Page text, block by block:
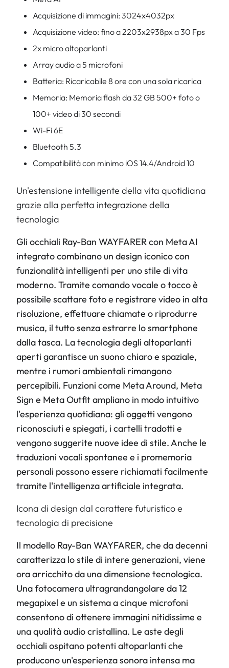
Acquisizione di immagini: 3024x4032px
Acquisizione video: fino a 2203x2938px a 30 Fps
2x micro altoparlanti
Array audio a 5 microfoni
Batteria: Ricaricabile 8 ore con una sola ricarica
Memoria: Memoria flash da 32 GB 500+ foto o
100+ video di 30 secondi
Wi-Fi 6E
Bluetooth 5.3
Compatibilità con minimo iOS 14.4/Android 10
Un'estensione intelligente della vita quotidiana
grazie alla perfetta integrazione della
tecnologia
Gli occhiali Ray-Ban WAYFARER con Meta AI
integrato combinano un design iconico con
funzionalità intelligenti per uno stile di vita
moderno. Tramite comando vocale o tocco è
possibile scattare foto e registrare video in alta
risoluzione, effettuare chiamate o riprodurre
musica, il tutto senza estrarre lo smartphone
dalla tasca. La tecnologia degli altoparlanti
aperti garantisce un suono chiaro e spaziale,
mentre i rumori ambientali rimangono
percepibili. Funzioni come Meta Around, Meta
Sign e Meta Outfit ampliano in modo intuitivo
l'esperienza quotidiana: gli oggetti vengono
riconosciuti e spiegati, i cartelli tradotti e
vengono suggerite nuove idee di stile. Anche le
traduzioni vocali spontanee e i promemoria
personali possono essere richiamati facilmente
tramite l'intelligenza artificiale integrata.
Icona di design dal carattere futuristico e
tecnologia di precisione
Il modello Ray-Ban WAYFARER, che da decenni
caratterizza lo stile di intere generazioni, viene
ora arricchito da una dimensione tecnologica.
Una fotocamera ultragrandangolare da 12
megapixel e un sistema a cinque microfoni
consentono di ottenere immagini nitidissime e
una qualità audio cristallina. Le aste degli
occhiali ospitano potenti altoparlanti che
producono un'esperienza sonora intensa ma